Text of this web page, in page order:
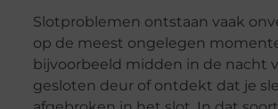
Slotproblemen ontstaan vaak
op de meest ongelegen
bijvoorbeeld midden in de nacht
gesloten deur of ontdekt dat je